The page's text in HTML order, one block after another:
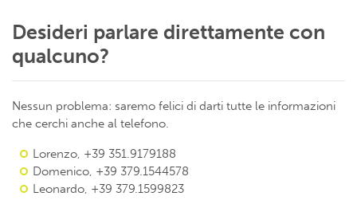
Desideri parlare direttamente con
qualcuno?
Nessun problema: saremo felici di darti tutte le informazioni
che cerchi anche al telefono.
Lorenzo, +39 351.9179188
Domenico, +39 379.1544578
Leonardo, +39 379.1599823